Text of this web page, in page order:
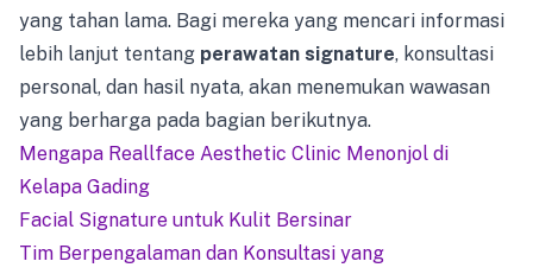
yang tahan lama. Bagi mereka yang mencari informasi
lebih lanjut tentang perawatan signature, konsultasi
personal, dan hasil nyata, akan menemukan wawasan
yang berharga pada bagian berikutnya.
Mengapa Reallface Aesthetic Clinic Menonjol di
Kelapa Gading
Facial Signature untuk Kulit Bersinar
Tim Berpengalaman dan Konsultasi yang